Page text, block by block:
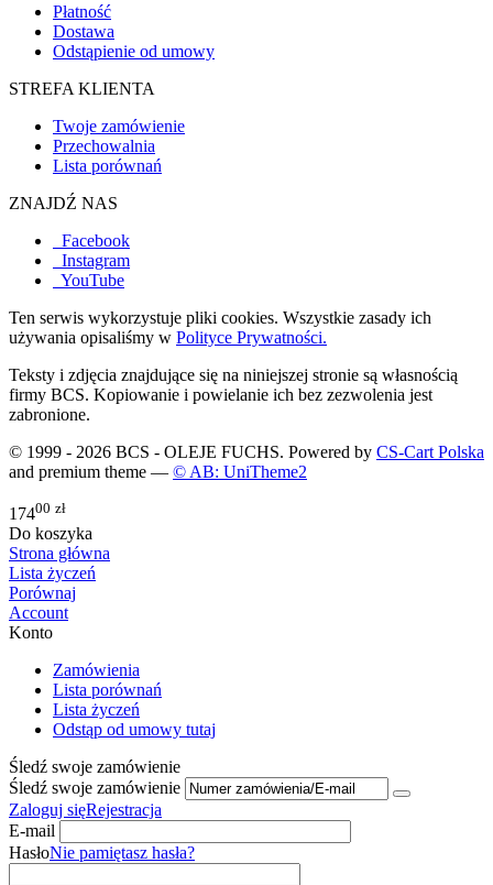
Płatność
Dostawa
Odstąpienie od umowy
STREFA KLIENTA
Twoje zamówienie
Przechowalnia
Lista porównań
ZNAJDŹ NAS
Facebook
Instagram
YouTube
Ten serwis wykorzystuje pliki cookies. Wszystkie zasady ich
używania opisaliśmy w Polityce Prywatności.
Teksty i zdjęcia znajdujące się na niniejszej stronie są własnością
firmy BCS. Kopiowanie i powielanie ich bez zezwolenia jest
zabronione.
© 1999 - 2026 BCS - OLEJE FUCHS. Powered by CS-Cart Polska
and premium theme — © AB: UniTheme2
17400 zł
Do koszyka
Strona główna
Lista życzeń
Porównaj
Account
Konto
Zamówienia
Lista porównań
Lista życzeń
Odstąp od umowy tutaj
Śledź swoje zamówienie
Śledź swoje zamówienie
Zaloguj sięRejestracja
E-mail
HasłoNie pamiętasz hasła?